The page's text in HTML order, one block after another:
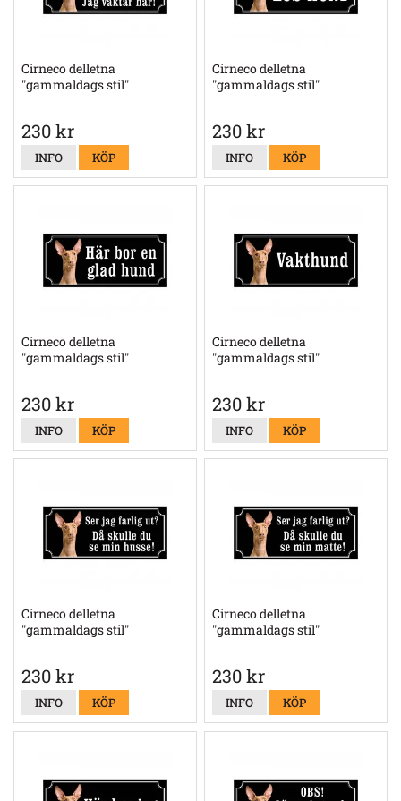
Cirneco delletna
"gammaldags stil"
230 kr
INFO KÖP
Cirneco delletna
"gammaldags stil"
230 kr
INFO KÖP
Cirneco delletna
"gammaldags stil"
230 kr
INFO KÖP
Cirneco delletna
"gammaldags stil"
230 kr
INFO KÖP
Cirneco delletna
"gammaldags stil"
230 kr
INFO KÖP
Cirneco delletna
"gammaldags stil"
230 kr
INFO KÖP